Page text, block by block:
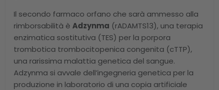
Il secondo farmaco orfano che sarà ammesso alla
rimborsabilità è Adzynma (rADAMTS13), una terapia
enzimatica sostitutiva (TES) per la porpora
trombotica trombocitopenica congenita (cTTP),
una rarissima malattia genetica del sangue.
Adzynma si avvale dell’ingegneria genetica per la
produzione in laboratorio di una copia artificiale